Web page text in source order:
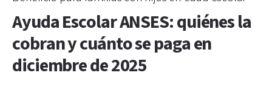
Ayuda Escolar ANSES: quiénes la
cobran y cuánto se paga en
diciembre de 2025